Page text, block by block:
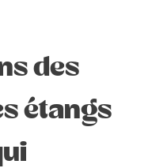
des
étangs